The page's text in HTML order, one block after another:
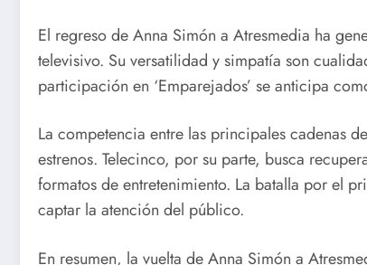
El regreso de Anna Simón a Atresmedia ha
televisivo. Su versatilidad y simpatía son
participación en ‘Emparejados’ se anticipa
La competencia entre las principales cadenas
estrenos. Telecinco, por su parte, busca
formatos de entretenimiento. La batalla por el
captar la atención del público.
En resumen, la vuelta de Anna Simón a